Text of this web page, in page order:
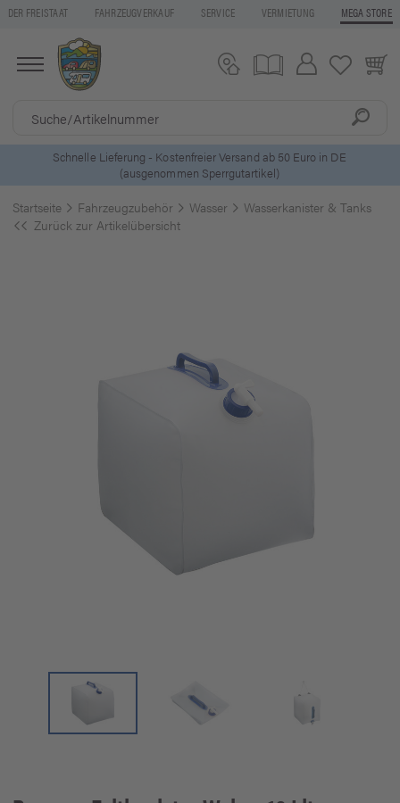
DER FREISTAAT FAHRZEUGVERKAUF SERVICE VERMIETUNG MEGA STORE
5 Euro Gutschein* beiNewsletter-Anmeldung
Startseite Fahrzeugzubehör Wasser
Wasserkanister & Tanks
Zurück zur Artikelübersicht